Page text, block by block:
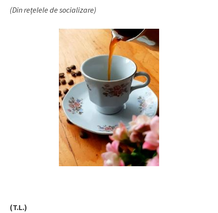
(Din rețelele de socializare)
(T.L.)